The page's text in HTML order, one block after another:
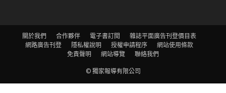
關於我們 合作夥伴 電子書訂閱
雜誌平面廣告刊登價目表
網路廣告刊登
隱私權說明 授權申請程序
網站使用條款
免責聲明
網站導覽
聯絡我們
© 獨家報導有限公司